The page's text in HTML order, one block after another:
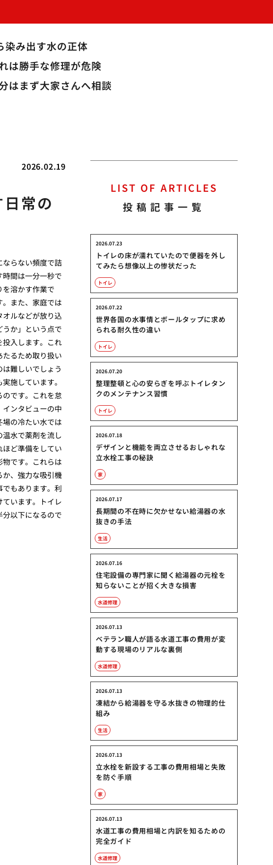
染み出す水の正体
は勝手な修理が危険
はまず大家さんへ相談
2026.02.19
常の
らない頻度で詰
間は一分一秒で
溶かす作業で
また、家庭では
ルなどが放り込
か」という点で
入します。これ
るため取り扱い
難しいでしょう
施しています。
です。これを怠
ンタビューの中
の冷たい水では
水で薬剤を流し
ど準備をしてい
です。これらは
か、強力な吸引機
もあります。利
います。トイレ
以下になるので
LIST OF ARTICLES
投稿記事一覧
トイレの床が濡れていたので便器を外し
てみたら想像以上の惨状だった
2026.07.23
トイレ
世界各国の水事情とボールタップに求め
られる耐久性の違い
2026.07.22
トイレ
整理整頓と心の安らぎを呼ぶトイレタン
クのメンテナンス習慣
2026.07.20
トイレ
デザインと機能を両立させるおしゃれな
立水栓工事の秘訣
2026.07.18
家
長期間の不在時に欠かせない給湯器の水
抜きの手法
2026.07.17
生活
住宅設備の専門家に聞く給湯器の元栓を
知らないことが招く大きな損害
2026.07.16
水道修理
ベテラン職人が語る水道工事の費用が変
動する現場のリアルな裏側
2026.07.13
水道修理
凍結から給湯器を守る水抜きの物理的仕
組み
2026.07.13
生活
立水栓を新設する工事の費用相場と失敗
を防ぐ手順
2026.07.13
家
水道工事の費用相場と内訳を知るための
完全ガイド
2026.07.13
水道修理